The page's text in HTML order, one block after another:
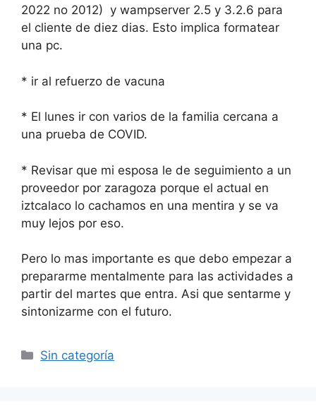
2022 no 2012) y wampserver 2.5 y 3.2.6 para
el cliente de diez dias. Esto implica formatear
una pc.
* ir al refuerzo de vacuna
* El lunes ir con varios de la familia cercana a
una prueba de COVID.
* Revisar que mi esposa le de seguimiento a un
proveedor por zaragoza porque el actual en
iztcalaco lo cachamos en una mentira y se va
muy lejos por eso.
Pero lo mas importante es que debo empezar a
prepararme mentalmente para las actividades a
partir del martes que entra. Asi que sentarme y
sintonizarme con el futuro.
Categorías
Sin categoría